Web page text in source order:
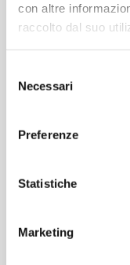
con altre
raccolto dal suo
delNecessari
Preferenze
Statistiche
Marketing
ACQUISTA